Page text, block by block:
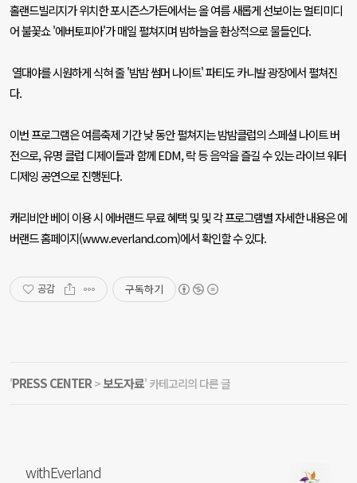
홀랜드빌리지가 위치한 포시즌스가든에서는 올 여름 새롭게 선보이는 멀티미디
어 불꽃쇼'에버토피아'가 매일 펼쳐지며 밤하늘을 환상적으로 물들인다.
열대야를 시원하게 식혀 줄'밤밤 썸머 나이트'파티도 카니발 광장에서 펼쳐진
다.
이번 프로그램은 여름축제 기간 낮 동안 펼쳐지는 밤밤클럽의 스페셜 나이트 버
전으로,유명 클럽 디제이들과 함께EDM,락 등 음악을 즐길 수 있는 라이브 워터
디제잉 공연으로 진행된다.
캐리비안 베이 이용 시 에버랜드 무료 혜택 및 및 각 프로그램별 자세한 내용은 에
버랜드 홈페이지(www.everland.com)에서 확인할 수 있다.
공감 구독하기
'PRESS CENTER >보도자료' 카테고리의 다른 글
withEverland